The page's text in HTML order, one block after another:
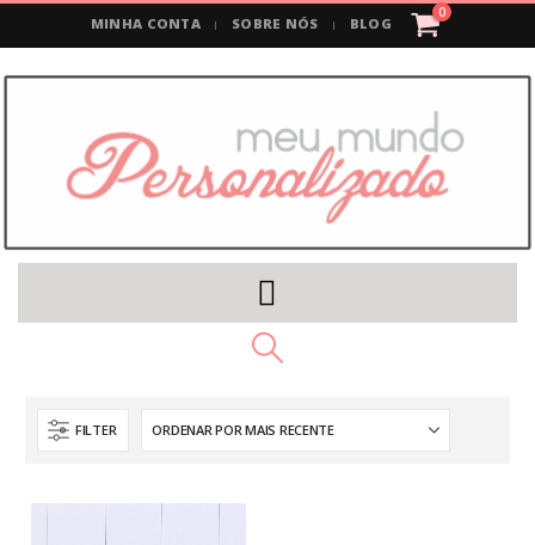
MINHA CONTA SOBRE NÓS BLOG
0
FILTER